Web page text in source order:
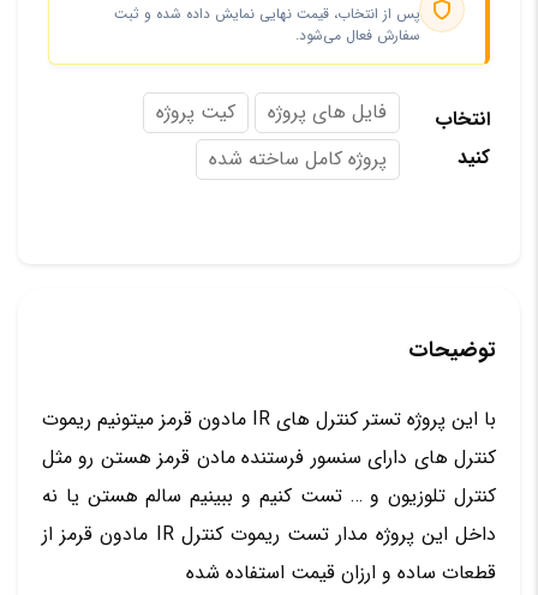
پس از انتخاب، قیمت نهایی نمایش داده شده و ثبت
سفارش فعال می‌شود.
انتخاب
کنید
فایل های پروژه
کیت پروژه
پروژه کامل ساخته شده
توضیحات
با این پروژه تستر کنترل های IR مادون قرمز میتونیم ریموت
کنترل های دارای سنسور فرستنده مادن قرمز هستن رو مثل
کنترل تلوزیون و … تست کنیم و ببینیم سالم هستن یا نه
داخل این پروژه مدار تست ریموت کنترل IR مادون قرمز از
قطعات ساده و ارزان قیمت استفاده شده